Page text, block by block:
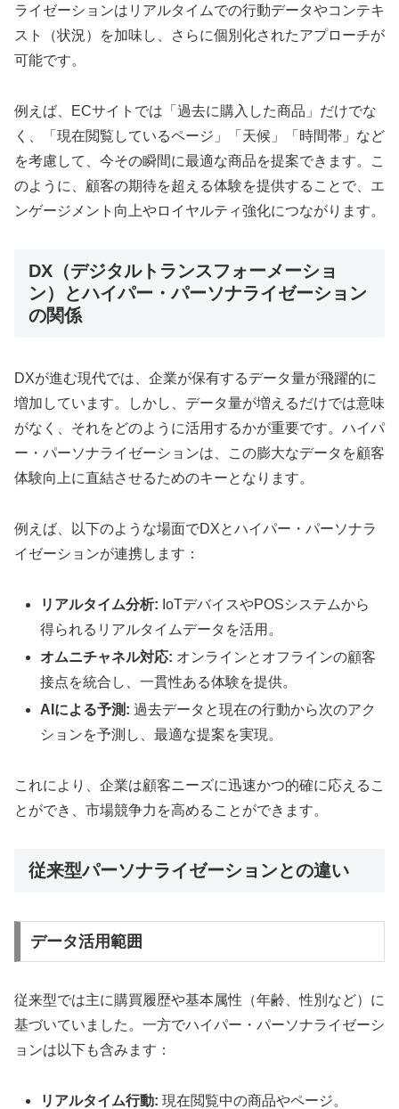
ライゼーションはリアルタイムでの行動データやコンテキ
スト（状況）を加味し、さらに個別化されたアプローチが
可能です。
例えば、ECサイトでは「過去に購入した商品」だけでな
く、「現在閲覧しているページ」「天候」「時間帯」など
を考慮して、今その瞬間に最適な商品を提案できます。こ
のように、顧客の期待を超える体験を提供することで、エ
ンゲージメント向上やロイヤルティ強化につながります。
DX（デジタルトランスフォーメーショ
ン）とハイパー・パーソナライゼーション
の関係
DXが進む現代では、企業が保有するデータ量が飛躍的に
増加しています。しかし、データ量が増えるだけでは意味
がなく、それをどのように活用するかが重要です。ハイパ
ー・パーソナライゼーションは、この膨大なデータを顧客
体験向上に直結させるためのキーとなります。
例えば、以下のような場面でDXとハイパー・パーソナラ
イゼーションが連携します：
リアルタイム分析: IoTデバイスやPOSシステムから
得られるリアルタイムデータを活用。
オムニチャネル対応: オンラインとオフラインの顧客
接点を統合し、一貫性ある体験を提供。
AIによる予測: 過去データと現在の行動から次のアク
ションを予測し、最適な提案を実現。
これにより、企業は顧客ニーズに迅速かつ的確に応えるこ
とができ、市場競争力を高めることができます。
従来型パーソナライゼーションとの違い
データ活用範囲
従来型では主に購買履歴や基本属性（年齢、性別など）に
基づいていました。一方でハイパー・パーソナライゼーシ
ョンは以下も含みます：
リアルタイム行動: 現在閲覧中の商品やページ。